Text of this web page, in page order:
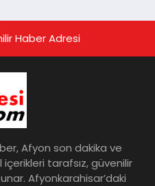
Haber Adresi
Afyon son dakika ve
tarafsız, güvenilir
Afyonkarahisar’daki